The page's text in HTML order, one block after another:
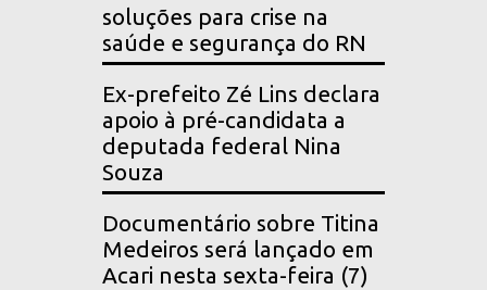
soluções para crise na
saúde e segurança do RN
Ex-prefeito Zé Lins declara
apoio à pré-candidata a
deputada federal Nina
Souza
Documentário sobre Titina
Medeiros será lançado em
Acari nesta sexta-feira (7)